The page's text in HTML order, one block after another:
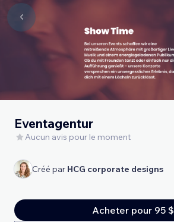
Eventagentur
Aucun avis pour le moment
Créé par HCG corporate designs
Acheter pour 95 $